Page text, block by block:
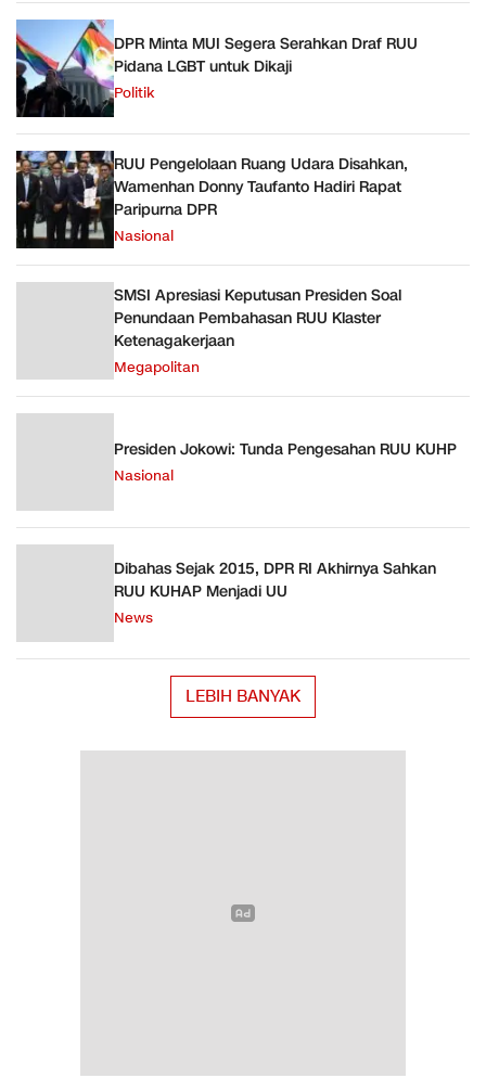
DPR Minta MUI Segera Serahkan Draf RUU
Pidana LGBT untuk Dikaji
Politik
RUU Pengelolaan Ruang Udara Disahkan,
Wamenhan Donny Taufanto Hadiri Rapat
Paripurna DPR
Nasional
SMSI Apresiasi Keputusan Presiden Soal
Penundaan Pembahasan RUU Klaster
Ketenagakerjaan
Megapolitan
Presiden Jokowi: Tunda Pengesahan RUU KUHP
Nasional
Dibahas Sejak 2015, DPR RI Akhirnya Sahkan
RUU KUHAP Menjadi UU
News
LEBIH BANYAK